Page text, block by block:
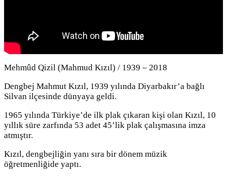
Mehmûd Qizil (Mahmud Kızıl) / 1939 – 2018
Dengbej Mahmut Kızıl, 1939 yılında Diyarbakır’a bağlı
Silvan ilçesinde dünyaya geldi.
1965 yılında Türkiye’de ilk plak çıkaran kişi olan Kızıl, 10
yıllık süre zarfında 53 adet 45’lik plak çalışmasına imza
atmıştır.
Kızıl, dengbejliğin yanı sıra bir dönem müzik
öğretmenliğide yaptı.